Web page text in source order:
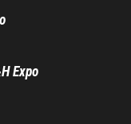
Expo